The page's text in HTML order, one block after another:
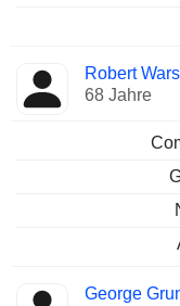
Robert
68 Jahre
George